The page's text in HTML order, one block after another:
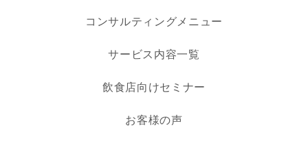
コンサルティングメニュー
サービス内容一覧
飲食店向けセミナー
お客様の声